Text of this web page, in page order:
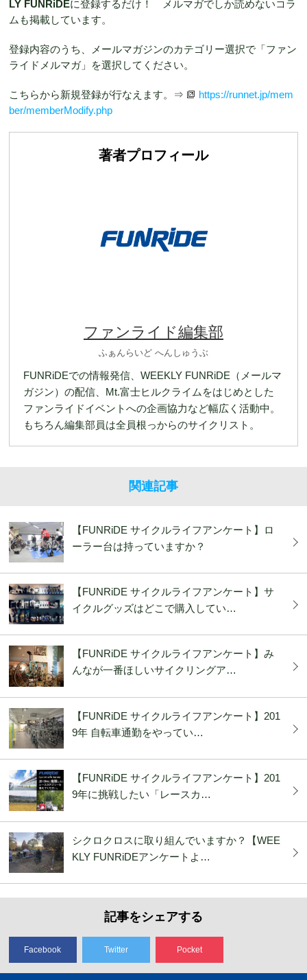
LY FUNRiDEに登録するだけ！ メルマガでしか読めないコラ
ムも掲載しています。
登録内容のうち、メールマガジンのカテゴリー選択で「ファン
ライドメルマガ」を選択してください。
こちらから新規登録が行なえます。⇒
https://runnet.jp/mem
ber/memberModify.php
著者プロフィール
ファンライド編集部
ふぁんらいど へんしゅうぶ
FUNRiDEでの情報発信、WEEKLY FUNRiDE（メールマ
ガジン）の配信、Mt.富士ヒルクライムをはじめとした
ファンライドイベントへの企画協力など幅広く活動中。
もちろん編集部員は全員根っからのサイクリスト。
関連記事
【FUNRiDE サイクルライフアンケート】ロ
ーラー台は持っていますか？
【FUNRiDE サイクルライフアンケート】サ
イクルグッズはどこで購入してい…
【FUNRiDE サイクルライフアンケート】み
んなが一番ほしいサイクリングア…
【FUNRiDE サイクルライフアンケート】201
9年 自転車通勤をやってい…
【FUNRiDE サイクルライフアンケート】201
9年に挑戦したい「レースカ…
シクロクロスに取り組んでいますか？【WEE
KLY FUNRiDEアンケートよ…
記事をシェアする
Facebook Twitter Pocket